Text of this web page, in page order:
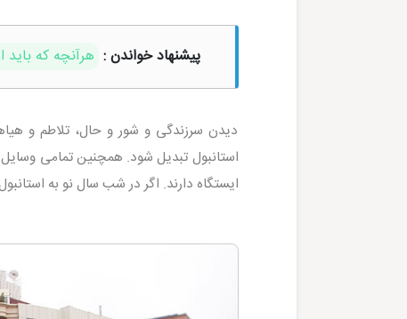
پیشنهاد خواندن : هرآنچه که باید
دیدن سرزندگی و شور و حال، تلاطم و
استانبول تبدیل شود. همچنین تمامی وسایل
ایستگاه دارند. اگر در شب سال نو به